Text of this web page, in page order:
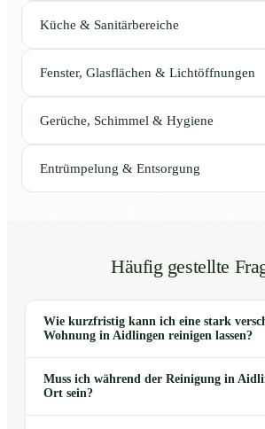
Küche & Sanitärbereiche
Fenster, Glasflächen & Lichtöffnungen
Gerüche, Schimmel & Hygiene
Entrümpelung & Entsorgung
Häufig gestellte
Wie kurzfristig kann ich eine stark
Wohnung in Aidlingen reinigen lassen?
Muss ich während der Reinigung in
Ort sein?